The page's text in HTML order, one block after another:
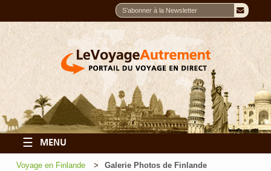
☰ MENU
Voyage en Finlande Galerie Photos de Finlande